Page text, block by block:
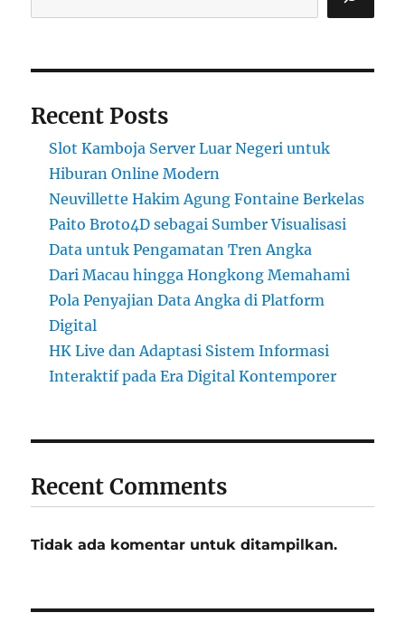
Recent Posts
Slot Kamboja Server Luar Negeri untuk
Hiburan Online Modern
Neuvillette Hakim Agung Fontaine Berkelas
Paito Broto4D sebagai Sumber Visualisasi
Data untuk Pengamatan Tren Angka
Dari Macau hingga Hongkong Memahami
Pola Penyajian Data Angka di Platform
Digital
HK Live dan Adaptasi Sistem Informasi
Interaktif pada Era Digital Kontemporer
Recent Comments
Tidak ada komentar untuk ditampilkan.